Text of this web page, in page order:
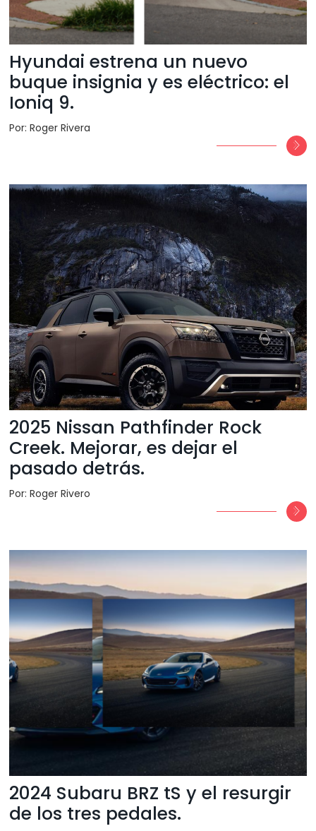
Hyundai estrena un nuevo
buque insignia y es eléctrico: el
Ioniq 9.
Por: Roger Rivera
2025 Nissan Pathfinder Rock
Creek. Mejorar, es dejar el
pasado detrás.
Por: Roger Rivero
2024 Subaru BRZ tS y el resurgir
de los tres pedales.